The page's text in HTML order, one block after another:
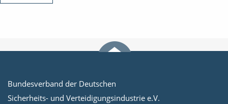
Bundesverband der Deutschen
Sicherheits- und Verteidigungsindustrie e.V.